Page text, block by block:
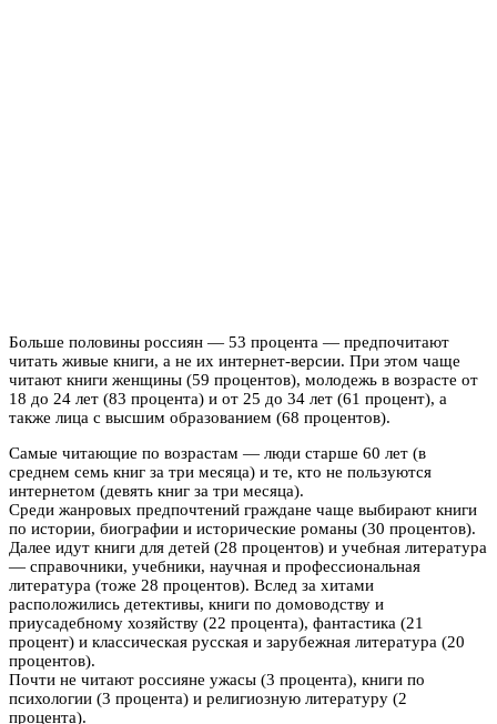
Больше половины россиян — 53 процента — предпочитают
читать живые книги, а не их интернет-версии. При этом чаще
читают книги женщины (59 процентов), молодежь в возрасте от
18 до 24 лет (83 процента) и от 25 до 34 лет (61 процент), а
также лица с высшим образованием (68 процентов).
Самые читающие по возрастам — люди старше 60 лет (в
среднем семь книг за три месяца) и те, кто не пользуются
интернетом (девять книг за три месяца).
Среди жанровых предпочтений граждане чаще выбирают книги
по истории, биографии и исторические романы (30 процентов).
Далее идут книги для детей (28 процентов) и учебная литература
— справочники, учебники, научная и профессиональная
литература (тоже 28 процентов). Вслед за хитами
расположились детективы, книги по домоводству и
приусадебному хозяйству (22 процента), фантастика (21
процент) и классическая русская и зарубежная литература (20
процентов).
Почти не читают россияне ужасы (3 процента), книги по
психологии (3 процента) и религиозную литературу (2
процента).